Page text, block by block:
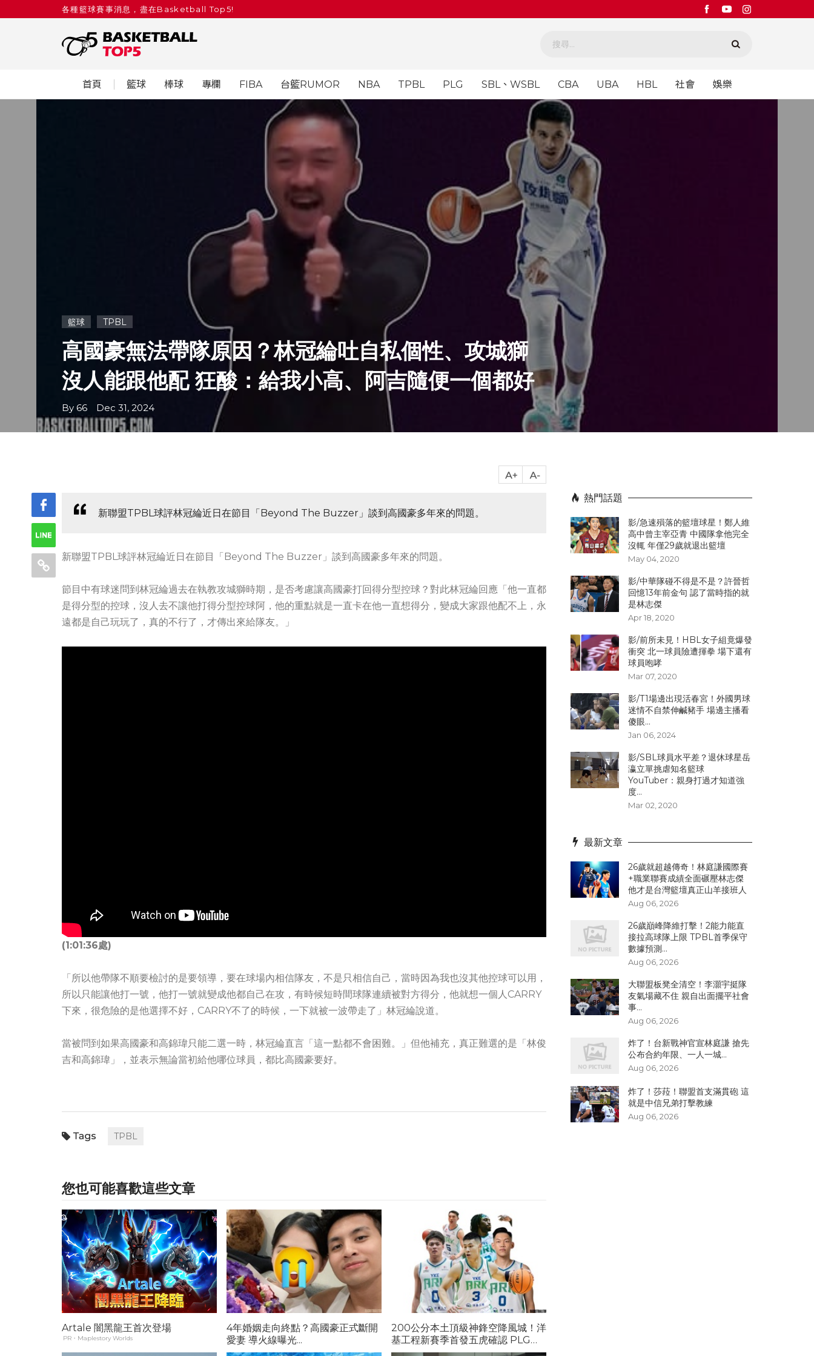
各種籃球賽事消息，盡在Basketball Top5!
首頁 籃球 棒球 專欄 FIBA 台籃RUMOR NBA TPBL PLG SBL、WSBL CBA UBA HBL 社會 娛樂
籃球 TPBL
高國豪無法帶隊原因？林冠綸吐自私個性、攻城獅
沒人能跟他配 狂酸：給我小高、阿吉隨便一個都好
By 66 Dec 31, 2024
新聯盟TPBL球評林冠綸近日在節目「Beyond The Buzzer」談到高國豪多年來的問題。
新聯盟TPBL球評林冠綸近日在節目「Beyond The Buzzer」談到高國豪多年來的問題。
節目中有球迷問到林冠綸過去在執教攻城獅時期，是否考慮讓高國豪打回得分型控球？對此林冠綸回應「他一直都
是得分型的控球，沒人去不讓他打得分型控球阿，他的重點就是一直卡在他一直想得分，變成大家跟他配不上，永
遠都是自己玩玩了，真的不行了，才傳出來給隊友。」
(1:01:36處)
「所以他帶隊不順要檢討的是要領導，要在球場內相信隊友，不是只相信自己，當時因為我也沒其他控球可以用，
所以只能讓他打一號，他打一號就變成他都自己在攻，有時候短時間球隊連續被對方得分，他就想一個人CARRY
下來，很危險的是他選擇不好，CARRY不了的時候，一下就被一波帶走了」林冠綸說道。
當被問到如果高國豪和高錦瑋只能二選一時，林冠綸直言「這一點都不會困難。」但他補充，真正難選的是「林俊
吉和高錦瑋」，並表示無論當初給他哪位球員，都比高國豪要好。
TPBL
您也可能喜歡這些文章
Artale 闇黑龍王首次登場
PR・Maplestory Worlds
4年婚姻走向終點？高國豪正式斷開
愛妻 導火線曝光...
200公分本土頂級神鋒空降風城！洋
基工程新賽季首發五虎確認 PLG格
局劇變...
熱門話題
影/急速殞落的籃壇球星！鄭人維
高中曾主宰亞青 中國隊拿他完全
沒輒 年僅29歲就退出籃壇
May 04, 2020
影/中華隊碰不得是不是？許晉哲
回憶13年前金句 認了當時指的就
是林志傑
Apr 18, 2020
影/前所未見！HBL女子組竟爆發
衝突 北一球員險遭揮拳 場下還有
球員咆哮
Mar 07, 2020
影/T1場邊出現活春宮！外國男球
迷情不自禁伸鹹豬手 場邊主播看
傻眼...
Jan 06, 2024
影/SBL球員水平差？退休球星岳
瀛立單挑虐知名籃球
YouTuber：親身打過才知道強
度...
Mar 02, 2020
最新文章
26歲就超越傳奇！林庭謙國際賽
+職業聯賽成績全面碾壓林志傑
他才是台灣籃壇真正山羊接班人
Aug 06, 2026
26歲巔峰降維打擊！2能力能直
接拉高球隊上限 TPBL首季保守
數據預測...
Aug 06, 2026
大聯盟板凳全清空！李灝宇挺隊
友氣場藏不住 親自出面擺平社會
事...
Aug 06, 2026
炸了！台新戰神官宣林庭謙 搶先
公布合約年限、一人一城...
Aug 06, 2026
炸了！​莎菈！聯盟首支滿貫砲 這
就是中信兄弟打擊教練
Aug 06, 2026